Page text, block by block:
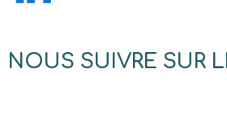
NOUS SUIVRE SUR